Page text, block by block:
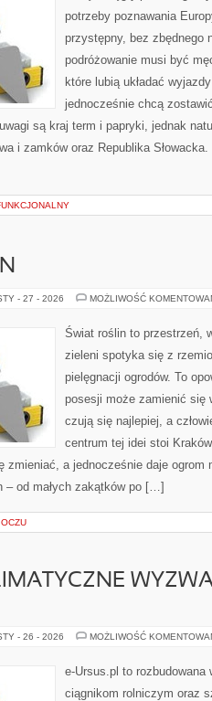
potrzeby poznawania
przystępny, bez zbędnego
podróżowanie musi być
które lubią układać
jednocześnie chcą
są kraj term i papryki, jednak
i zamków oraz Republika Słowacka.
- 27 - 2026 MOŻLIWOŚĆ
Świat roślin to przestrzeń,
zieleni spotyka się z
pielęgnacji ogrodów. To
posesji może zamienić się
czują się najlepiej, a
centrum tej idei stoi
zmieniać, a jednocześnie daje ogrom
– od małych zakątków po […]
- 26 - 2026 MOŻLIWOŚĆ
e-Ursus.pl to rozbudowana
ciągnikom rolniczym oraz